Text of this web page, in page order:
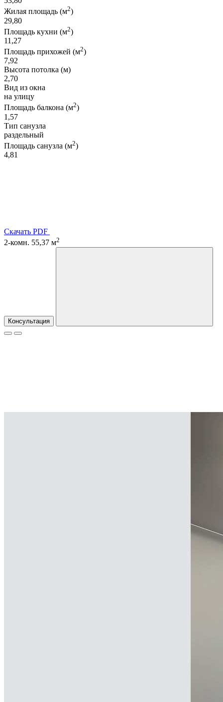
Жилая площадь (м2)
29,80
Площадь кухни (м2)
11,27
Площадь прихожей (м2)
7,92
Высота потолка (м)
2,70
Вид из окна
на улицу
Площадь балкона (м2)
1,57
Тип санузла
раздельный
Площадь санузла (м2)
4,81
Скачать PDF
2-комн. 55,37 м2
Консультация